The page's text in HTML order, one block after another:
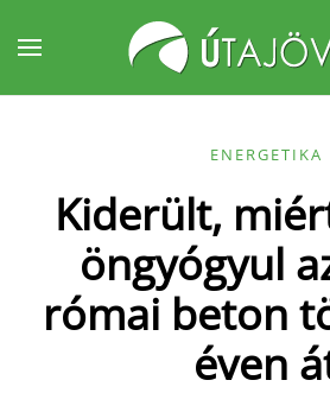
Fő tartalom átugrása
ENERGETIKA
Kiderült,
öngyógyul
római beton
éven